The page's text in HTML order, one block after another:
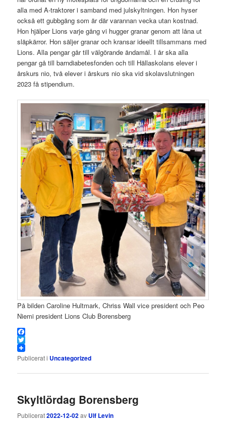
alla med A-traktorer i samband med julskyltningen. Hon hyser
också ett gubbgäng som är där varannan vecka utan kostnad.
Hon hjälper Lions varje gång vi hugger granar genom att låna ut
släpkärror. Hon säljer granar och kransar ideellt tillsammans med
Lions. Alla pengar går till välgörande ändamål. I år ska alla
pengar gå till barndiabetesfonden och till Hällaskolans elever i
årskurs nio, två elever i årskurs nio ska vid skolavslutningen
2023 få stipendium.
På bilden Caroline Hultmark, Chriss Wall vice president och Peo
Niemi president Lions Club Borensberg
Facebook
Twitter
Publicerat i Uncategorized
Skyltlördag Borensberg
Publicerat2022-12-02av Ulf Levin